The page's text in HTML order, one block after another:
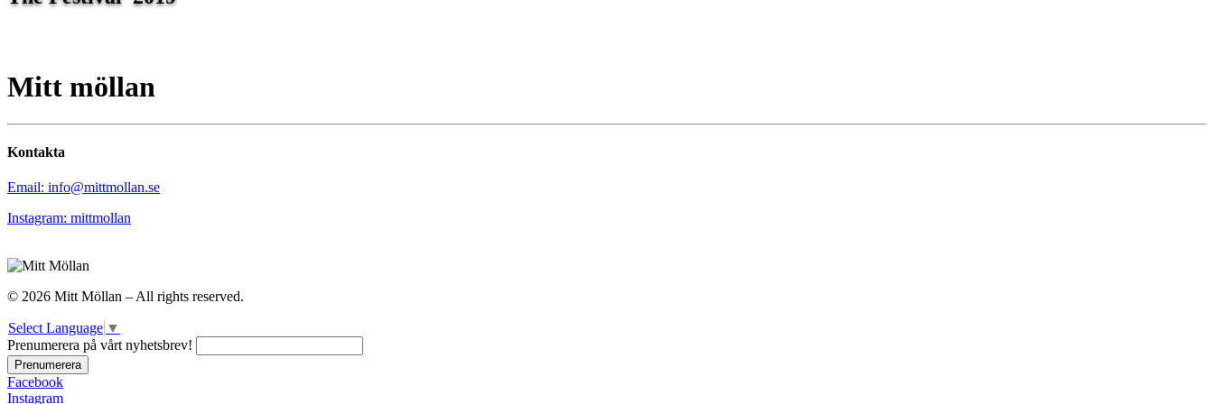
Mitt möllan
Kontakta
Email: info@mittmollan.se
Instagram: mittmollan
© 2026 Mitt Möllan – All rights reserved.
Select Language ▼
Prenumerera på vårt nyhetsbrev!
Facebook
Instagram